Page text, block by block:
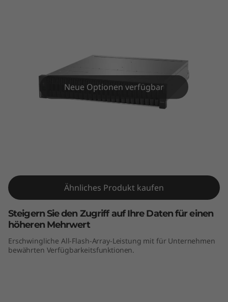
0
0
F
A
Neue Optionen verfügbar
Ähnliches Produkt kaufen
Steigern Sie den Zugriff auf Ihre Daten für einen
höheren Mehrwert
Erschwingliche All-Flash-Array-Leistung mit für Unternehmen
bewährten Verfügbarkeitsfunktionen.